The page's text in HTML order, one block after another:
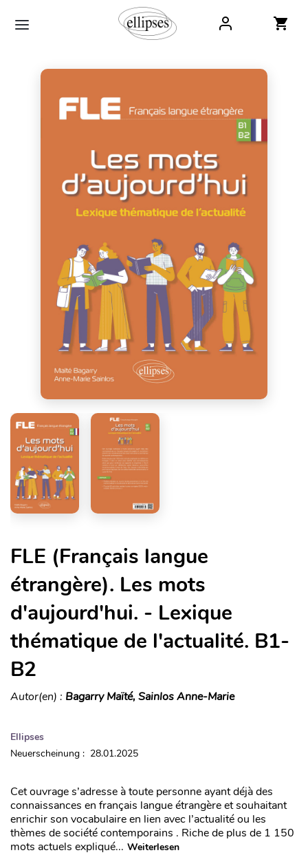
FLE (Français langue
étrangère). Les mots
d'aujourd'hui. - Lexique
thématique de l'actualité. B1-
B2
Autor(en) : Bagarry Maïté, Sainlos Anne-Marie
Ellipses
Neuerscheinung : 28.01.2025
Cet ouvrage s’adresse à toute personne ayant déjà des
connaissances en français langue étrangère et souhaitant
enrichir son vocabulaire en lien avec l’actualité ou les
thèmes de société contemporains . Riche de plus de 1 150
mots actuels expliqué... Weiterlesen